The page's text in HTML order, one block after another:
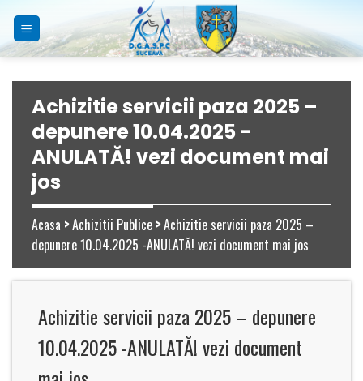
content
Achizitie servicii paza 2025 –
depunere 10.04.2025 -
ANULATĂ! vezi document mai
jos
Acasa >Achizitii Publice >Achizitie servicii paza 2025 –
depunere 10.04.2025 -ANULATĂ! vezi document mai jos
Achizitie servicii paza 2025 – depunere
10.04.2025 -ANULATĂ! vezi document